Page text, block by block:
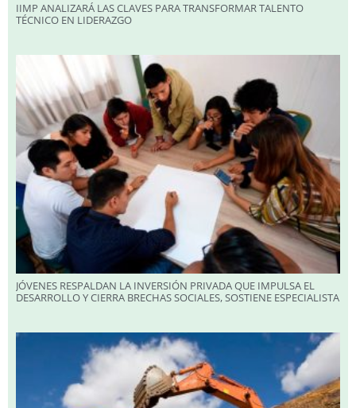
IIMP ANALIZARÁ LAS CLAVES PARA TRANSFORMAR TALENTO
TÉCNICO EN LIDERAZGO
JÓVENES RESPALDAN LA INVERSIÓN PRIVADA QUE IMPULSA EL
DESARROLLO Y CIERRA BRECHAS SOCIALES, SOSTIENE ESPECIALISTA